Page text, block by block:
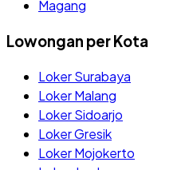
Magang
Lowongan per Kota
Loker Surabaya
Loker Malang
Loker Sidoarjo
Loker Gresik
Loker Mojokerto